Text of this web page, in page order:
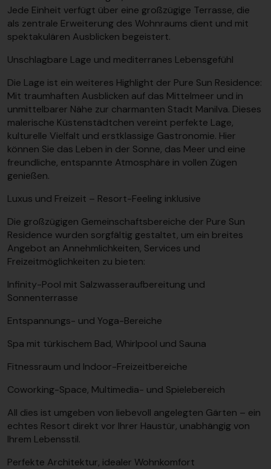
Jede Einheit verfügt über eine großzügige Terrasse, die
als zentrale Erweiterung des Wohnraums dient und mit
spektakulären Ausblicken begeistert.
Unschlagbare Lage und mediterranes Lebensgefühl
Die Lage ist ein weiteres Highlight der Pure Sun Residence:
Mit traumhaften Ausblicken auf das Mittelmeer und in
unmittelbarer Nähe zur charmanten Stadt Manilva. Dieses
malerische Küstenstädtchen vereint perfekte Lage,
kulturelle Vielfalt und erstklassige Gastronomie. Hier
können Sie das Leben in der Sonne, das Meer und eine
freundliche, entspannte Atmosphäre in vollen Zügen
genießen.
Luxus und Freizeit – Resort-Feeling inklusive
Die großzügigen Gemeinschaftsbereiche der Pure Sun
Residence wurden sorgfältig gestaltet, um ein breites
Angebot an Annehmlichkeiten, Services und
Freizeitmöglichkeiten zu bieten:
Infinity-Pool mit Salzwasseraufbereitung und
Sonnenterrasse
Entspannungs- und Yoga-Bereiche
Spa mit türkischem Bad, Whirlpool und Sauna
Fitnessraum und Indoor-Freizeitbereiche
Coworking-Space, Multimedia- und Spielebereich
All dies ist umgeben von liebevoll angelegten Gärten – ein
echtes Resort direkt vor Ihrer Haustür, unabhängig von
Ihrem Lebensstil.
Perfekte Architektur, idealer Wohnkomfort